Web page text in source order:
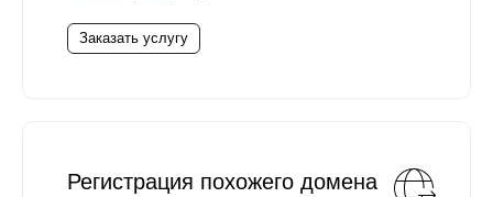
Заказать услугу
Регистрация похожего домена